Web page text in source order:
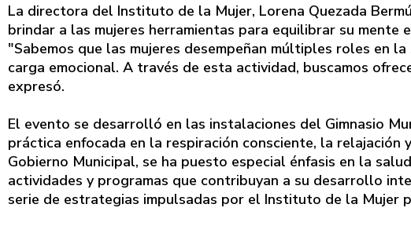
La directora del Instituto de la Mujer, Lorena Quezada
brindar a las mujeres herramientas para equilibrar su
"Sabemos que las mujeres desempeñan múltiples roles en
carga emocional. A través de esta actividad, buscamos
expresó.
El evento se desarrolló en las instalaciones del Gimnasio
práctica enfocada en la respiración consciente, la relajación
Gobierno Municipal, se ha puesto especial énfasis en la
actividades y programas que contribuyan a su desarrollo
serie de estrategias impulsadas por el Instituto de la Mujer